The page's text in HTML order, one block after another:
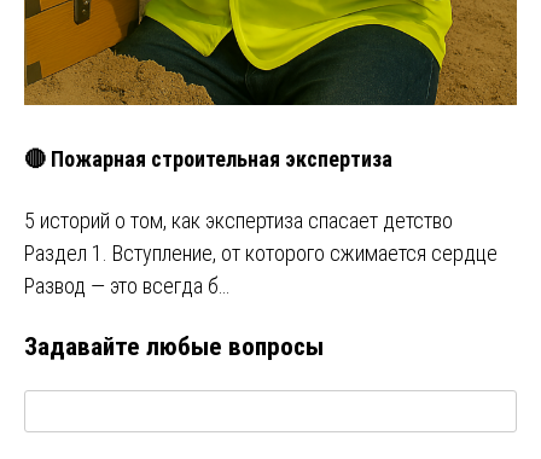
🔴 Пожарная строительная экспертиза
5 историй о том, как экспертиза спасает детство
Раздел 1. Вступление, от которого сжимается сердце
Развод — это всегда б…
Задавайте любые вопросы